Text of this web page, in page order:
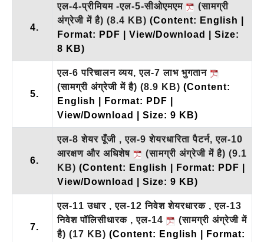
4.
एल-4-प्रीमियम -एल-5-सीओएमएम
(सामग्री
अंग्रेजी में है) (8.4 KB) (Content: English |
Format: PDF | View/Download | Size:
8 KB)
5.
एल-6 परिचालन व्यय, एल-7 लाभ भुगतान
(सामग्री अंग्रेजी में है) (8.9 KB) (Content:
English | Format: PDF |
View/Download | Size: 9 KB)
6.
एल-8 शेयर पूँजी , एल-9 शेयरधारिता पैटर्न, एल-10
आरक्षण और अधिशेष
(सामग्री अंग्रेजी में है) (9.1
KB) (Content: English | Format: PDF |
View/Download | Size: 9 KB)
7.
एल-11 उधार , एल-12 निवेश शेयरधारक , एल-13
निवेश पॉलिसीधारक , एल-14
(सामग्री अंग्रेजी में
है) (17 KB) (Content: English | Format: